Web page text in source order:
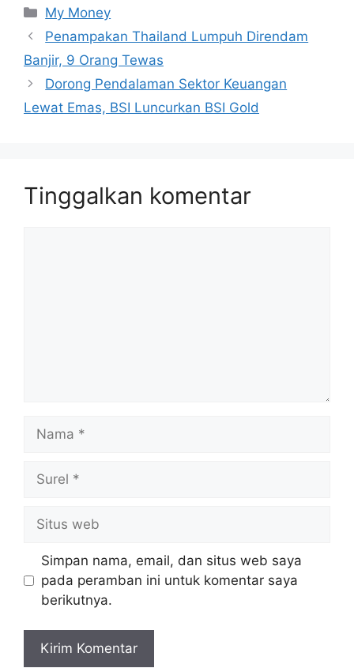
Kategori
My Money
Penampakan Thailand Lumpuh Direndam
Banjir, 9 Orang Tewas
Dorong Pendalaman Sektor Keuangan
Lewat Emas, BSI Luncurkan BSI Gold
Tinggalkan komentar
web
Simpan nama, email, dan situs web saya
pada peramban ini untuk komentar saya
berikutnya.